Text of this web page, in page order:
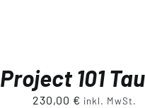
Project 101
230,00 € inkl. MwSt.